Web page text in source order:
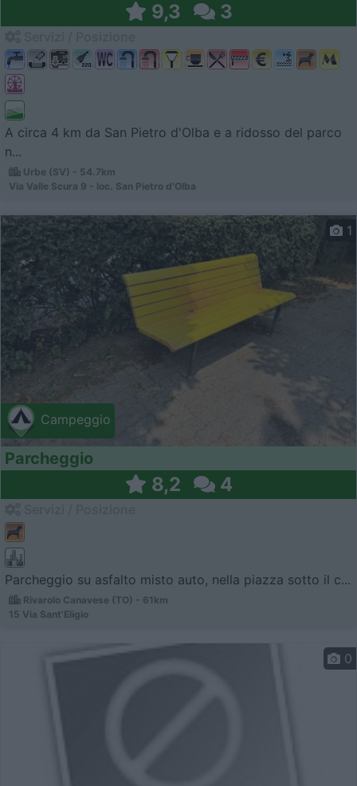
9,3 3
A circa 4 km da San Pietro d'Olba e a ridosso del parco
n...
Urbe (SV) - 54.7km
Via Valle Scura 9 - loc. San Pietro d'Olba
Campeggio
1
Parcheggio
8,2 4
Parcheggio su asfalto misto auto, nella piazza sotto il c...
Rivarolo Canavese (TO) - 61km
15 Via Sant'Eligio
0